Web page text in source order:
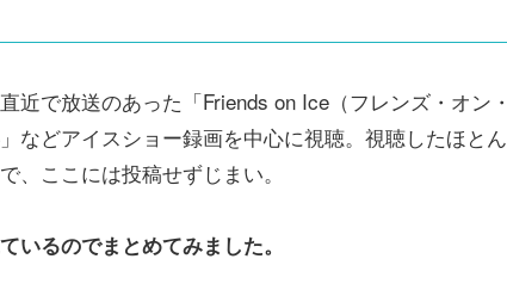
近で放送のあった「Friends on Ice（フレンズ・オン・
などアイスショー録画を中心に視聴。視聴したほとん
、ここには投稿せずじまい。
いるのでまとめてみました。